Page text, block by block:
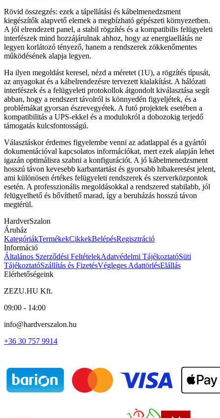
Rövid összegzés: ezek a tápellátási és kábelmenedzsment
kiegészítők alapvető elemek a megbízható gépészeti környezetben.
A jól elrendezett panel, a stabil rögzítés és a kompatibilis felügyeleti
interfészek mind hozzájárulnak ahhoz, hogy az energiaellátás ne
legyen korlátozó tényező, hanem a rendszerek zökkenőmentes
működésének alapja legyen.
Ha ilyen megoldást keresel, nézd a méretet (1U), a rögzítés típusát,
az anyagokat és a kábelrendezésre tervezett kialakítást. A hálózati
interfészek és a felügyeleti protokollok átgondolt kiválasztása segít
abban, hogy a rendszert távolról is könnyedén figyeljétek, és a
problémákat gyorsan észrevegyétek. A futó projektek esetében a
kompatibilitás a UPS-ekkel és a modulokról a dobozokig terjedő
támogatás kulcsfontosságú.
Választáskor érdemes figyelembe venni az adatlappal és a gyártói
dokumentációval kapcsolatos információkat, mert ezek alapján lehet
igazán optimálisra szabni a konfigurációt. A jó kábelmenedzsment
hosszú távon kevesebb karbantartást és gyorsabb hibakeresést jelent,
ami különösen értékes felügyeleti rendszerek és szerverközpontok
esetén. A professzionális megoldásokkal a rendszered stabilabb, jól
felügyelhető és bővíthető marad, így a beruházás hosszú távon
megtérül.
HardverSzalon
Áruház
KategóriákTermékekCikkekBelépésRegisztráció
Információ
Általános Szerződési FeltételekAdatvédelmi TájékoztatóSüti
TájékoztatóSzállítás és FizetésVégleges AdattörlésElállás
Elérhetőségeink
ZEZU.HU Kft.
09:00 - 14:00
info@hardverszalon.hu
+36 30 757 9914